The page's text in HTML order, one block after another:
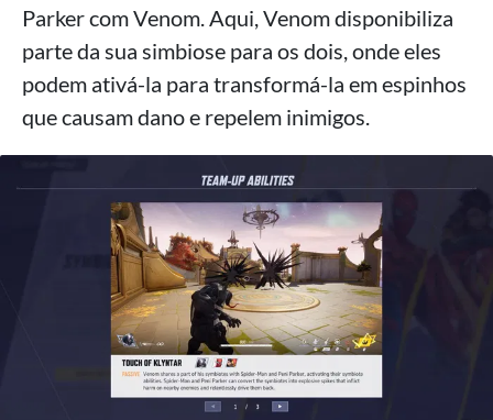
Parker com Venom. Aqui, Venom disponibiliza
parte da sua simbiose para os dois, onde eles
podem ativá-la para transformá-la em espinhos
que causam dano e repelem inimigos.